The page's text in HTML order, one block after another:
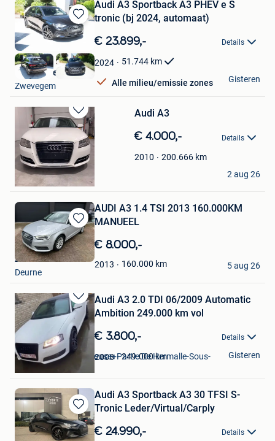
Bewaren
in
Favorieten
Audi A3 Sportback A3 PHEV e S
tronic (bj 2024, automaat)
€ 23.899,- Details
2024 51.744 km
Alle milieu/emissie zones
Garage Messiaen
Zwevegem
Gisteren
Bewaren
in
Mijn
Favorieten
Audi A3
€ 4.000,- Details
2010 200.666 km
Mirjam
Nederbrakel
2 aug 26
Bewaren
in
Mijn
Favorieten
AUDI A3 1.4 TSI 2013 160.000KM
MANUEEL
€ 8.000,-
2013 160.000 km
ZED CARS BVBA
Deurne
5 aug 26
Bewaren
in
Mijn
Favorieten
Audi A3 2.0 TDI 06/2009 Automatic
Ambition 249.000 km vol
€ 3.800,- Details
2008 249.000 km
Tom
Saint-Georges-Sur-Meuse+Partie De Hermalle-Sous-
Huy
Gisteren
Bewaren
in
Mijn
Audi A3 Sportback A3 30 TFSI S-
Tronic Leder/Virtual/Carply
€ 24.990,- Details